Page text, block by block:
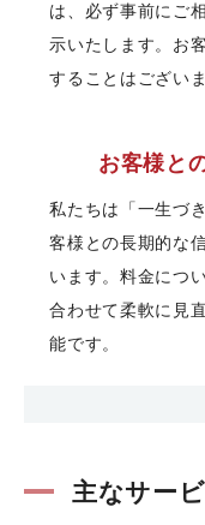
は、必ず事前にご
示いたします。お
することはございま
お客様と
私たちは「一生づ
客様との長期的な
います。料金につ
合わせて柔軟に見
能です。
主なサー